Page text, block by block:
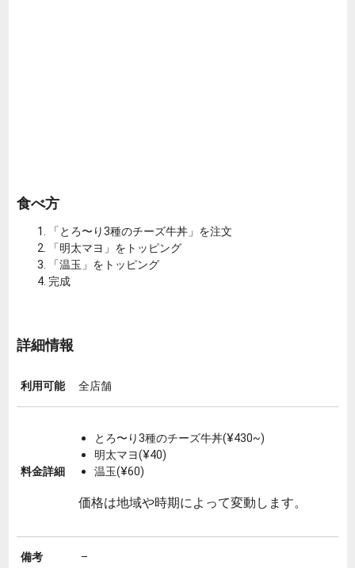
食べ方
「とろ〜り3種のチーズ牛丼」を注文
「明太マヨ」をトッピング
「温玉」をトッピング
完成
詳細情報
利用可能 全店舗
料金詳細
とろ〜り3種のチーズ牛丼(¥430~)
明太マヨ(¥40)
温玉(¥60)
価格は地域や時期によって変動します。
備考 –